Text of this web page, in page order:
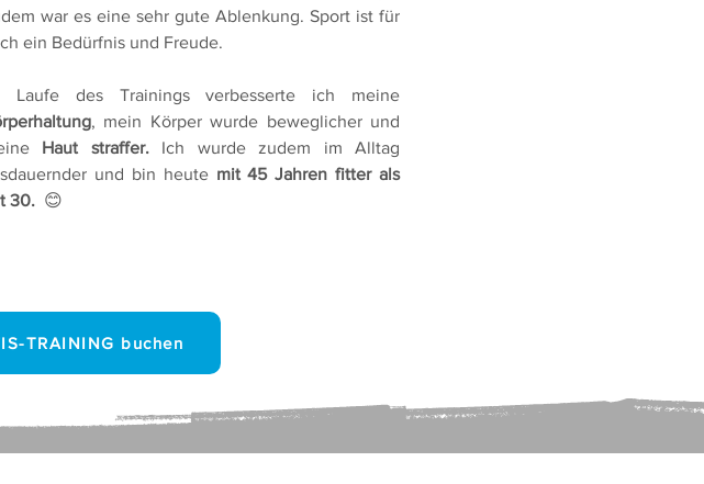
war es eine sehr gute Ablenkung. Sport ist für
ein Bedürfnis und Freude.
Laufe des Trainings verbesserte ich meine
, mein Körper wurde beweglicher und
Haut straffer.Ich wurde zudem im Alltag
und bin heute mit 45 Jahren fitter als
30. 😊
TRAINING buchen